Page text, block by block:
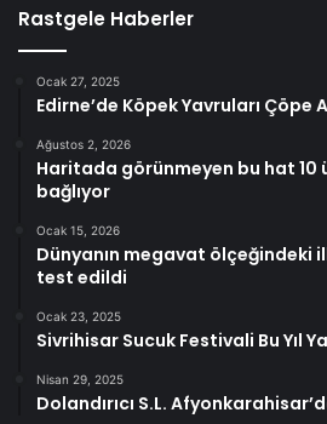
Rastgele Haberler
Ocak 27, 2025
Edirne’de Köpek Yavruları Çöpe
Ağustos 2, 2026
Haritada görünmeyen bu hat 10
bağlıyor
Ocak 15, 2026
Dünyanın megavat ölçeğindeki
test edildi
Ocak 23, 2025
Sivrihisar Sucuk Festivali Bu Yıl
Nisan 29, 2025
Dolandırıcı S.L.